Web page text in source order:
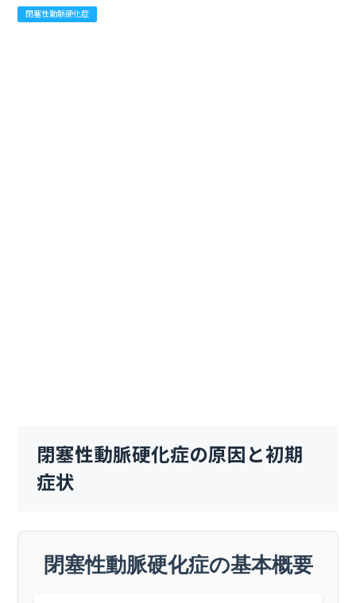
閉塞性動脈硬化症
閉塞性動脈硬化症の原因と初期
症状
閉塞性動脈硬化症の基本概要